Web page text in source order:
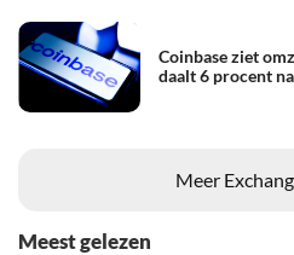
Coinbase ziet
daalt 6 procent
Meer
Meest gelezen